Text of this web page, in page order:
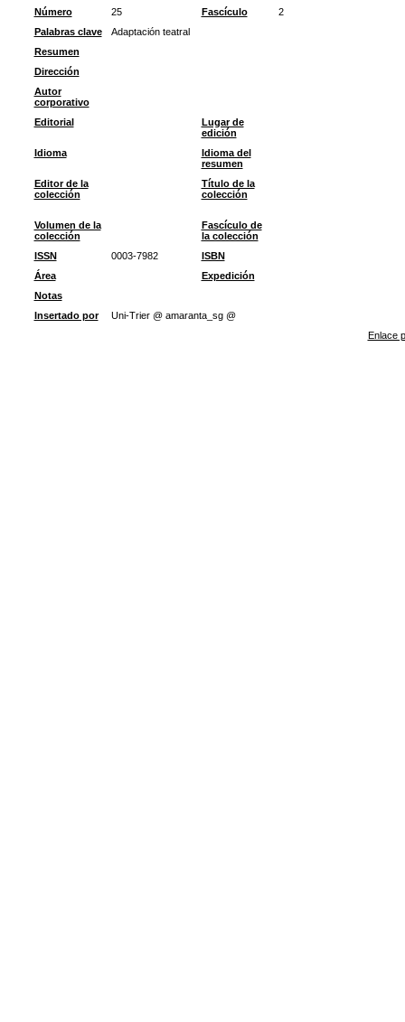
Número
25 Fascículo
2
Palabras clave
Adaptación teatral
Resumen
Dirección
Autor
corporativo
Editorial
Lugar de
edición
Idioma
Idioma del
resumen
Editor de la
colección
Título de la
colección
Volumen de la
colección
Fascículo de
la colección
ISSN
0003-7982
ISBN
Área
Expedición
Notas
Insertado por
Uni-Trier @ amaranta_sg @
Enlace